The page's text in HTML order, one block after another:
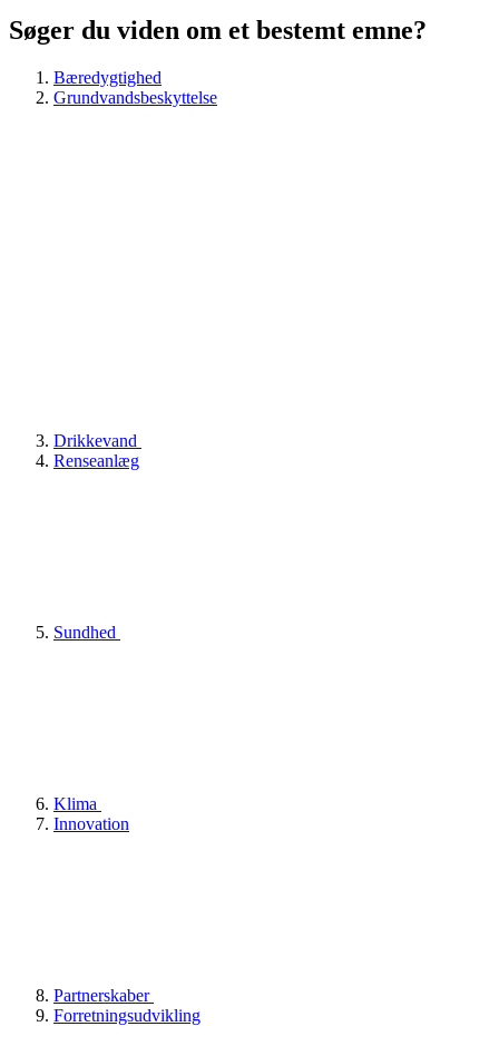
Søger du viden om et bestemt emne?
Bæredygtighed
Grundvandsbeskyttelse
Drikkevand
Renseanlæg
Sundhed
Klima
Innovation
Partnerskaber
Forretningsudvikling